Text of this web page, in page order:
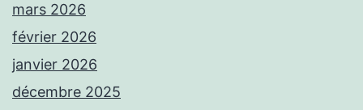
mars 2026
février 2026
janvier 2026
décembre 2025